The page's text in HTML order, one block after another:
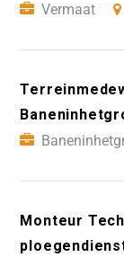
Vermaat
Monteur